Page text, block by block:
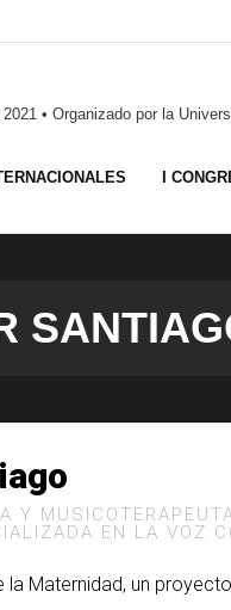
• Organizado por la
I
Y
EN LA VOZ
la Maternidad, un